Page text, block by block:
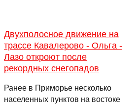
Двухполосное движение на
трассе Кавалерово - Ольга -
Лазо откроют после
рекордных снегопадов
Ранее в Приморье несколько
населенных пунктов на востоке